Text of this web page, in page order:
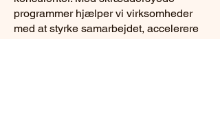
programmer hjælper vi virksomheder
med at styrke samarbejdet, accelerere